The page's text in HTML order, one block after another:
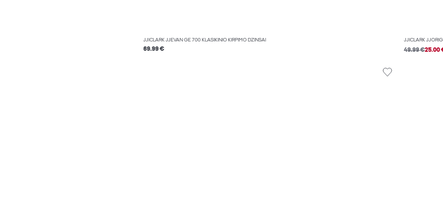
JJICLARK JJEVAN GE 700 KLASIKINIO KIRPIMO DŽINSAI
69.99 €
JJICLARK
49.99 €25.00